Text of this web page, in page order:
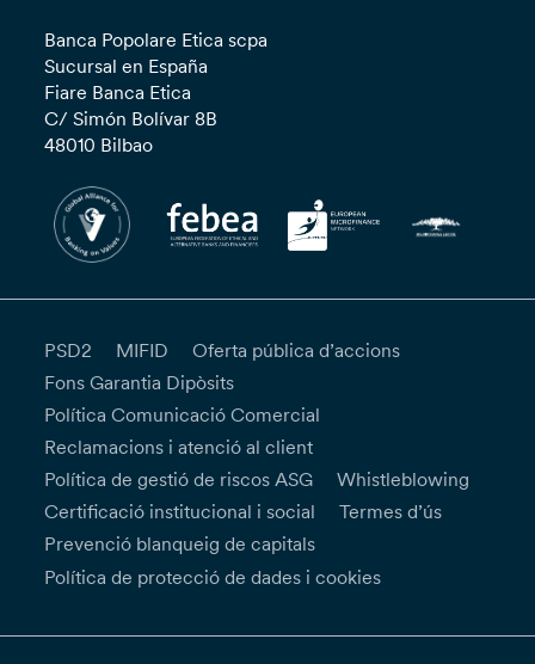
Banca Popolare Etica scpa
Sucursal en España
Fiare Banca Etica
C/ Simón Bolívar 8B
48010 Bilbao
PSD2 MIFID
Oferta pública d’accions
Fons Garantia Dipòsits
Política Comunicació Comercial
Reclamacions i atenció al client
Política de gestió de riscos ASG
Whistleblowing
Certificació institucional i social
Termes d’ús
Prevenció blanqueig de capitals
Política de protecció de dades i cookies